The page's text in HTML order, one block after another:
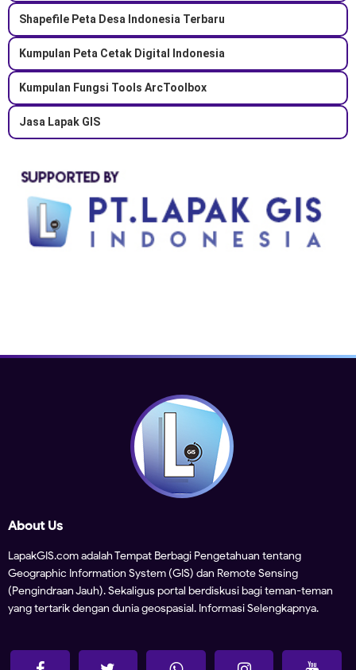
Shapefile Peta Desa Indonesia Terbaru
Kumpulan Peta Cetak Digital Indonesia
Kumpulan Fungsi Tools ArcToolbox
Jasa Lapak GIS
About Us
LapakGIS.com adalah Tempat Berbagi Pengetahuan tentang
Geographic Information System (GIS) dan Remote Sensing
(Pengindraan Jauh). Sekaligus portal berdiskusi bagi teman-teman
yang tertarik dengan dunia geospasial. Informasi Selengkapnya.